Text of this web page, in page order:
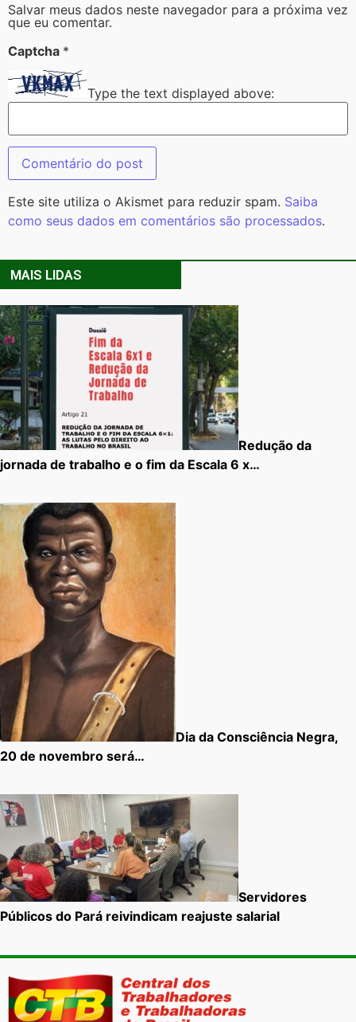
Salvar meus dados neste navegador para a próxima vez
que eu comentar.
Captcha *
Type the text displayed above:
Este site utiliza o Akismet para reduzir spam. Saiba
como seus dados em comentários são processados.
MAIS LIDAS
Redução da
jornada de trabalho e o fim da Escala 6 x…
Dia da Consciência Negra,
20 de novembro será…
Servidores
Públicos do Pará reivindicam reajuste salarial